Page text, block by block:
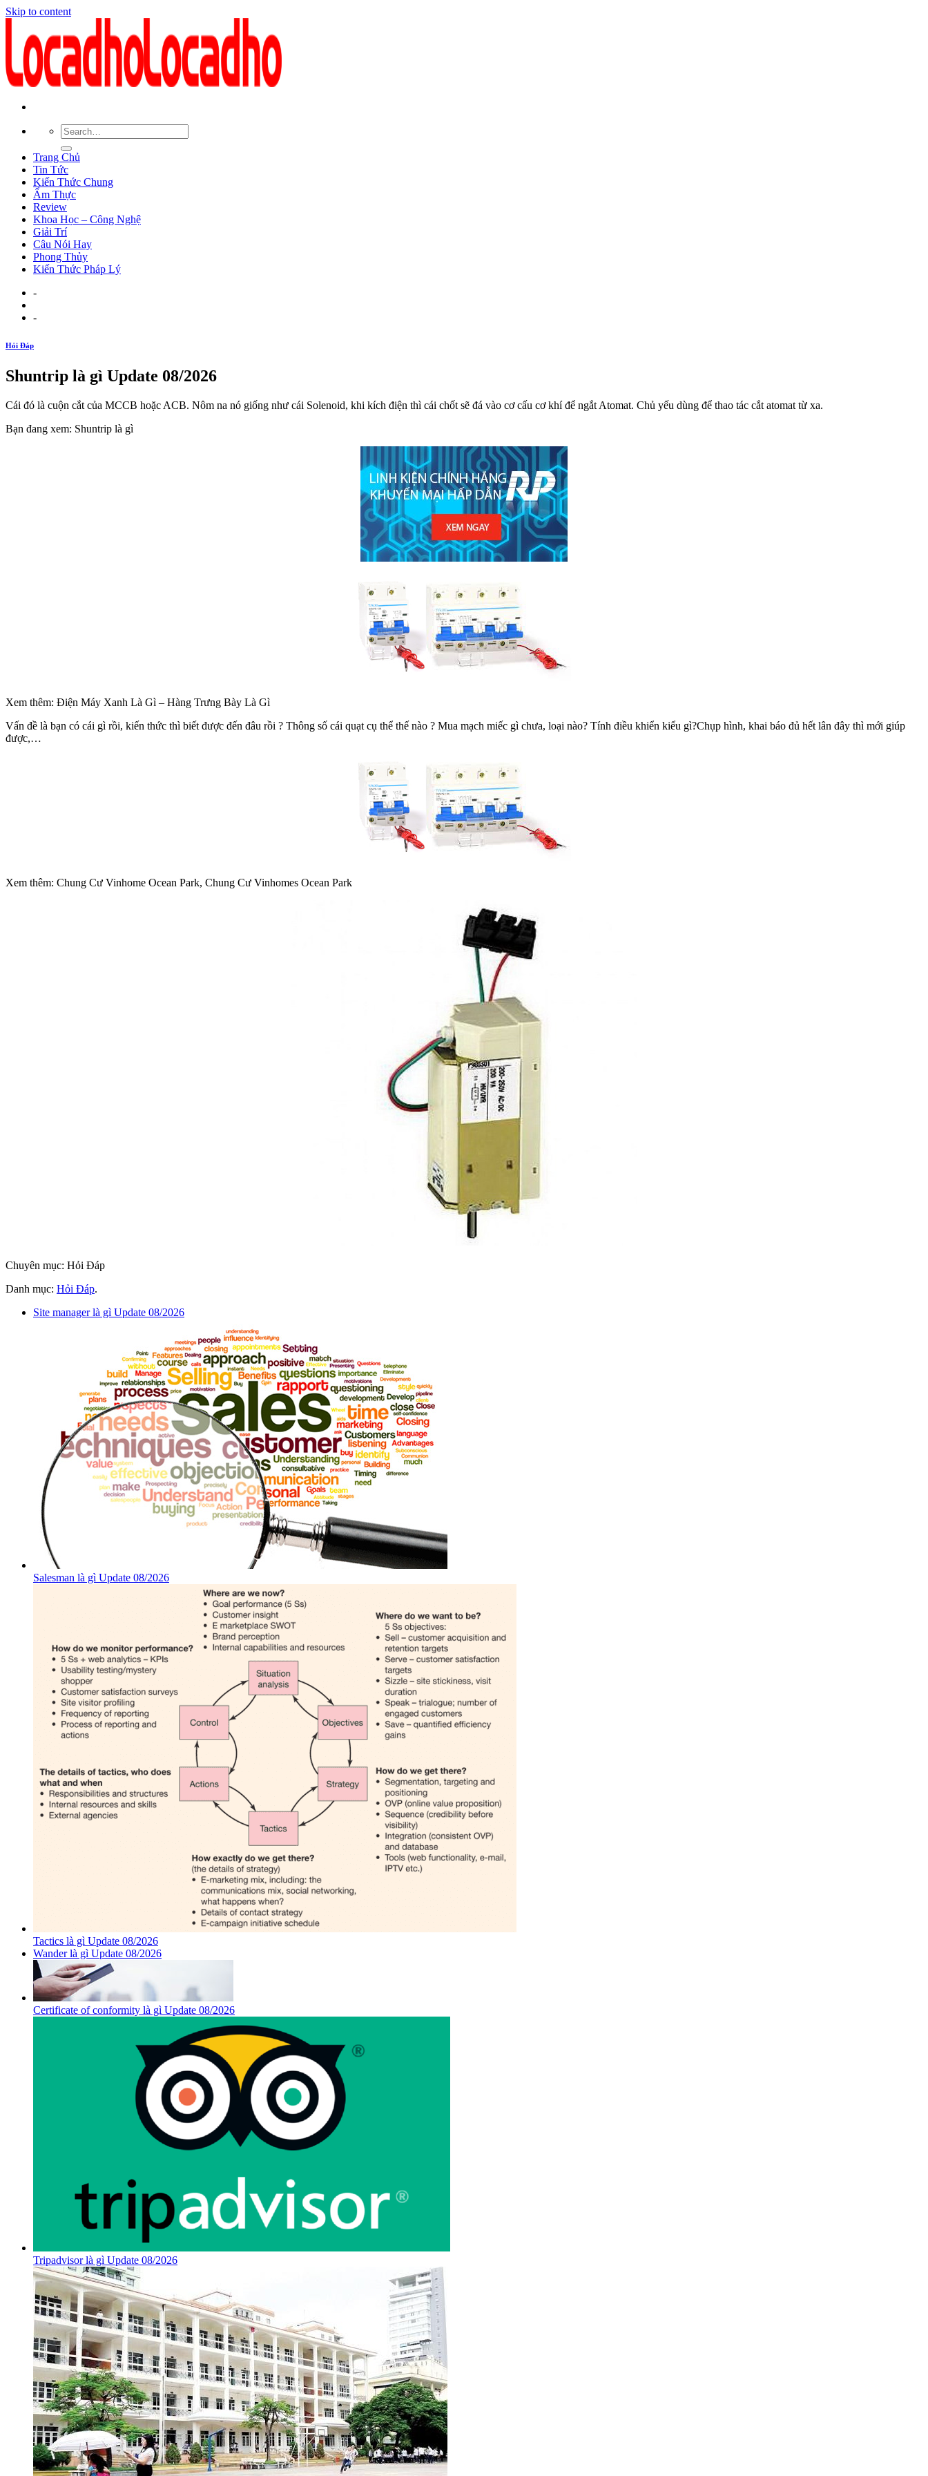
Skip to content
Trang Chủ
Tin Tức
Kiến Thức Chung
Ẩm Thực
Review
Khoa Học – Công Nghệ
Giải Trí
Câu Nói Hay
Phong Thủy
Kiến Thức Pháp Lý
-
-
Hỏi Đáp
Shuntrip là gì Update 08/2026
Cái đó là cuộn cắt của MCCB hoặc ACB. Nôm na nó giống như cái Solenoid, khi kích điện thì cái chốt sẽ đá vào cơ cấu cơ khí để ngắt Atomat. Chủ yếu dùng để thao tác cắt atomat từ xa.
Bạn đang xem: Shuntrip là gì
Xem thêm: Điện Máy Xanh Là Gì – Hàng Trưng Bày Là Gì
Vấn đề là bạn có cái gì rồi, kiến thức thì biết được đến đâu rồi ? Thông số cái quạt cụ thể thế nào ? Mua mạch miếc gì chưa, loại nào? Tính điều khiển kiểu gì?Chụp hình, khai báo đủ hết lân đây thì mới giúp
được,…
Xem thêm: Chung Cư Vinhome Ocean Park, Chung Cư Vinhomes Ocean Park
Chuyên mục: Hỏi Đáp
Danh mục: Hỏi Đáp.
Site manager là gì Update 08/2026
Salesman là gì Update 08/2026
Tactics là gì Update 08/2026
Wander là gì Update 08/2026
Certificate of conformity là gì Update 08/2026
Tripadvisor là gì Update 08/2026